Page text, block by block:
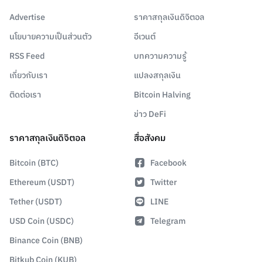
Advertise
นโยบายความเป็นส่วนตัว
RSS Feed
เกี่ยวกับเรา
ติดต่อเรา
ราคาสกุลเงินดิจิตอล
อีเวนต์
บทความความรู้
แปลงสกุลเงิน
Bitcoin Halving
ข่าว DeFi
ราคาสกุลเงินดิจิตอล
Bitcoin (BTC)
Ethereum (USDT)
Tether (USDT)
USD Coin (USDC)
Binance Coin (BNB)
สื่อสังคม
Facebook
Twitter
LINE
Telegram